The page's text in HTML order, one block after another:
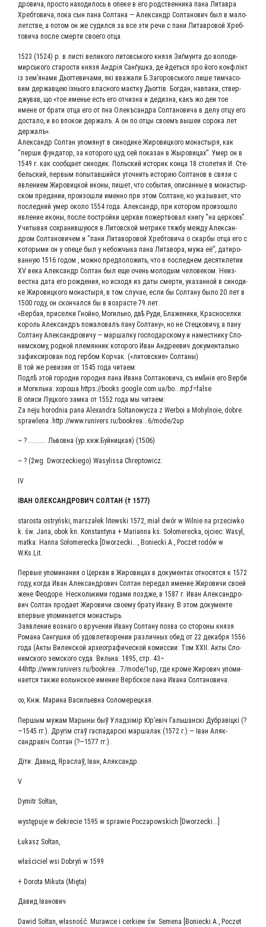
дро­ви­ча, про­сто нахо­ди­лось в опе­ке в его род­ствен­ни­ка пана Литав­ра
Хреб­то­ви­ча, пока сын пана Сол­та­на — Алек­сандр Сол­та­но­вич был в мало­
лет­стве, а потом он же судил­ся за все эти речи с пани Литав­ро­вой Хреб­
то­ви­ча после смер­ти сво­е­го отца.
1523 (1524) р. в листі вели­ко­го литовсь­ко­го кня­зя Зиґ­мун­та до воло­ди­
мирсь­ко­го ста­ро­сти кня­зя Андрія Санґуш­ка, де йдеть­ся про його кон­флікт
із зем’янами Дьог­те­ви­ча­ми, які вва­жа­ли Б.Загоровського лише тимча­со­
вим дер­жав­цею їхньо­го влас­но­го маєт­ку Дьог­тів. Бог­дан, нав­па­ки, ствер­
джу­вав, що «тое име­нье есть его отчиз­на и дедиз­на, какъ жо деи тое
имене от бра­ти отца его от пна Олекъ­санд­ра Сол­та­но­ви­ча в делу отцу его
доста­ло, и во впо­кои дер­жалъ. А он по отцы сво­емъ вышеи соро­ка лет
держалъ».
Алек­сандр Сол­тан упо­мя­нут в сино­ди­ке Жиро­виц­ко­го мона­сты­ря, как
“пер­ши фун­да­тор, за кото­ро­го цуд сей пока­зан в Жыро­ви­цах”. Умер он в
1549 г. как сооб­ща­ет сино­дик. Поль­ский исто­рик кон­ца 18 сто­ле­тия И. Сте­
бель­ский, пер­вым попы­тав­ший­ся уточ­нить исто­рию Сол­та­нов в свя­зи с
явле­ни­ем Жиро­виц­кой ико­ны, пишет, что собы­тия, опи­сан­ные в мона­стыр­
ском пре­да­нии, про­изо­шли имен­но при этом Сол­тане, но ука­зы­ва­ет, что
послед­ний умер око­ло 1554 года. Алек­сандр, при кото­ром про­изо­шло
явле­ние ико­ны, после построй­ки церк­ви пожерт­во­вал кни­гу “на цер­ковь”.
Учи­ты­вая сохра­нив­шу­ю­ся в Литов­ской мет­ри­ке тяж­бу меж­ду Алек­сан­
дром Сол­та­но­ви­чем и “пани Литаво­ро­вой Хреб­то­ви­ча о скар­бы отца его с
кото­ры­ми он у опе­це был у небож­чы­ка пана Литаво­ра, мужа её”, дати­ро­
ван­ную 1516 годом , мож­но пред­по­ло­жить, что в послед­нем деся­ти­ле­тии
XV века Алек­сандр Сол­тан был еще очень моло­дым чело­ве­ком. Неиз­
вест­на дата его рож­де­ния, но исхо­дя из даты смер­ти, ука­зан­ной в сино­ди­
ке Жиро­виц­ко­го мона­сты­ря, в том слу­чае, если бы Сол­та­ну было 20 лет в
1500 году, он скон­чал­ся бы в воз­расте 79 лет.
«Вер­бая, при­сел­ки Гной­но, Могиль­но, двѣ Руди, Бла­же­ни­ки, Крас­но­сел­ки:
король Алек­сан­дръ пожа­ло­валъ пану Сол­та­ну», но не Стец­ко­ви­чу, а пану
Сол­та­ну Алек­сан­дро­ви­чу — мар­шал­ку гос­по­дар­ско­му и намест­ни­ку Сло­
ним­ско­му, род­ной пле­мян­ник кото­ро­го Иван Андре­евич доку­мен­таль­но
зафик­си­ро­ван под гер­бом Кор­чак. («литов­ские» Солтаны)
В той же реви­зии от 1545 года читаем:
Под­лѣ этой город­ни город­ня пана Ива­на Сол­та­но­ви­ча, съ имѣнія его Вер­би
и Могиль­на: хороша.https://books.google.com.ua/bo...mp;f=false
В опи­си Луц­ко­го зам­ка от 1552 года мы читаем:
Za neju horodnia pana Alexandra Soltanowycza z Werboi a Mohylnoie, dobre
sprawlena .http://​www​.runivers​.ru/​b​o​o​k​r​e​a​.​.​.​6​/​m​o​d​e​/​2up
~ ? .......... Львов­на (ур.кнж.Буйницкая) (1506)
~ ? (2wg. Dworzeckiego) Wasylissa Chreptowicz.
IV
ІВАН ОЛЕК­САН­ДРО­ВИЧ СОЛ­ТАН († 1577)
starosta ostryński, marszałek litewski 1572, miał dwór w Wilnie na przeciwko
k. św. Jana, obok kn. Konstantyna + Marianna ks. Sołomerecka, ojciec: Wasyl,
matka: Hanna Sołomerecka [Dworzecki..., Boniecki.A., Poczet rodów w
W.Ks.Lit.
Пер­вые упо­ми­на­ния о Церк­ви в Жиро­ви­цах в доку­мен­тах отно­сят­ся к 1572
году, когда Иван Алек­сан­дро­вич Сол­тан пере­дал име­ние Жиро­ви­чи сво­ей
жене Фео­до­ре. Несколь­ки­ми года­ми позд­же, в 1587 г. Иван Алек­сан­дро­
вич Сол­тан про­да­ет Жиро­ви­чи сво­е­му бра­ту Ива­ну. В этом доку­мен­те
впер­вые упо­ми­на­ет­ся монастырь.
Заяв­ле­ние воз­на­го о вру­че­нии Ива­ну Сол­та­ну поз­ва со сто­ро­ны кня­зя
Рома­на Сан­гуш­ки об удо­вле­тво­ре­нии раз­лич­ных обид от 22 декаб­ря 1556
года (Акты Вилен­ской архео­гра­фи­че­ской комис­сии: Том XXII. Акты Сло­
ним­ско­го зем­ско­го суда. Виль­на: 1895, стр. 43–
44http://www.runivers.ru/bookrea...7/mode/1up, где кро­ме Жиро­вич упо­ми­
на­ет­ся так­же волын­ское име­ние Верб­ское пана Ива­на Солтановича.
∞, Кнж. Мари­на Васи­льев­на Соломерецкая.
Пер­шым мужам Мары­ны быў Улад­зі­мір Юр’евіч Галь­шан­скі Дуб­равіц­кі (?
—1545 гг.). Дру­гім стаў гас­па­дар­скі мар­ша­лак (1572 г.) — Іван Аляк­
сандравіч Сол­тан (?—1577 гг.).
Діти: Давыд, Яраслаў, Іван, Аляксандр.
V
Dymitr Sołtan,
występuje w dekrecie 1595 w sprawie Poczapowskich [Dworzecki...]
Łukasz Sołtan,
właściciel wsi Dobryń w 1599
+ Dorota Mikuta (Mięta)
Давид Іва­но­вич
Dawid Sołtan, własność. Murawce i cerkiew św. Semena [Boniecki.A., Poczet